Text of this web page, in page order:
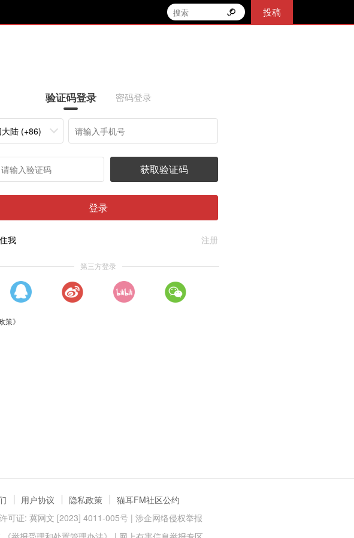
投稿
验证码登录 密码登录
陆 (+86)
获取验证码
登录
我 注册
第三方登录
策》
用户协议 隐私政策
猫耳FM社区公约
可证: 冀网文 [2023] 4011-005号 | 涉企网络侵权举报